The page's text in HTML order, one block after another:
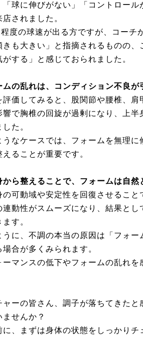
「球に伸びがない」「コントロー
店されました。
度の球速が出る方ですが、コーチ
きも大きい」と指摘されるものの
がする」と感じておられました。
ムの乱れは、コンディション不良が
評価してみると、股関節や腰椎、肩
響で胸椎の回旋が過剰になり、上
た。
うなケースでは、フォームを無理
えることが重要です。
から整えることで、フォームは自然
の可動域や安定性を回復させること
連動性がスムーズになり、結果と
す。
うに、不調の本当の原因は「フォ
場合が多くみられます。
ーマンスの低下やフォームの乱れ
ャーの皆さん、調子が落ちてきた
ませんか？
に、まずは身体の状態をしっかりチ